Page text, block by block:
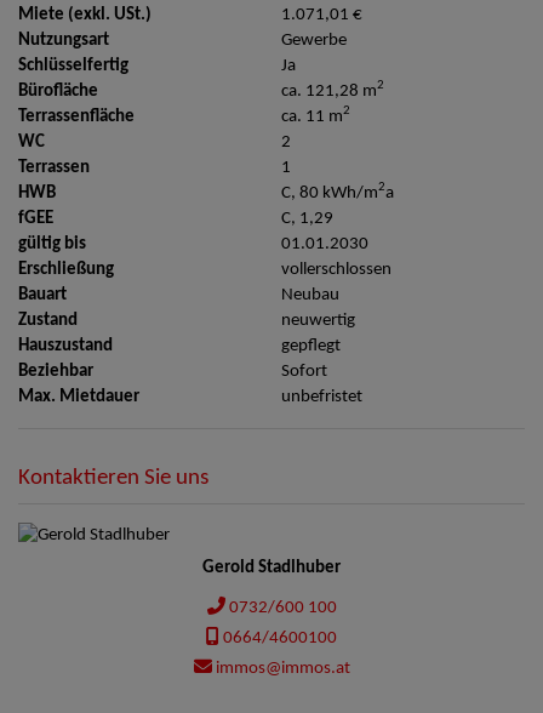
Miete (exkl. USt.)
1.071,01 €
Nutzungsart
Gewerbe
Schlüsselfertig
Ja
Bürofläche
ca. 121,28 m2
Terrassenfläche ca. 11 m2
WC
2
Terrassen
1
HWB
C, 80 kWh/m2a
fGEE
C, 1,29
gültig bis
01.01.2030
Erschließung
vollerschlossen
Bauart
Neubau
Zustand
neuwertig
Hauszustand
gepflegt
Beziehbar
Sofort
Max. Mietdauer
unbefristet
Kontaktieren Sie uns
Gerold Stadlhuber
0732/600 100
0664/4600100
immos@immos.at